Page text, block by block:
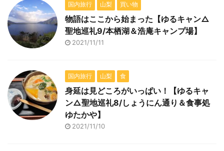
国内旅行 山梨 買い物
物語はここから始まった【ゆるキャン△
聖地巡礼9/本栖湖＆浩庵キャンプ場】
2021/11/11
国内旅行 山梨 食
身延は見どころがいっぱい！【ゆるキャ
ン△聖地巡礼8/しょうにん通り＆食事処
ゆたかや】
2021/11/10